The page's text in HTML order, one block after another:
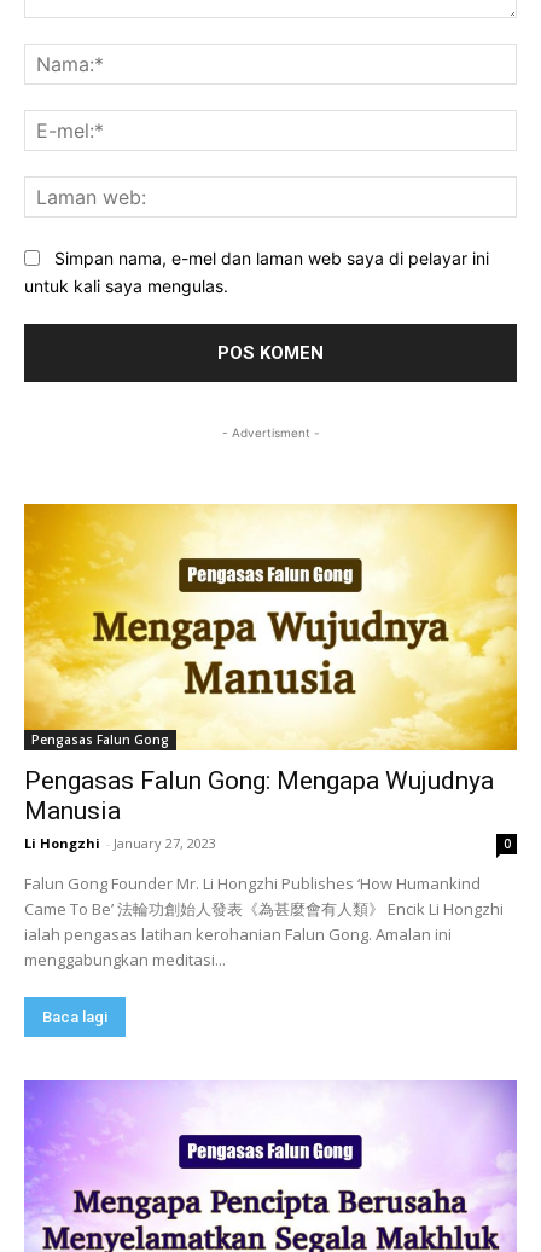
Simpan nama, e-mel dan laman web saya di pelayar ini
untuk kali saya mengulas.
- Advertisment -
Pengasas Falun Gong
Pengasas Falun Gong: Mengapa Wujudnya
Manusia
Li Hongzhi - January 27, 2023 0
Falun Gong Founder Mr. Li Hongzhi Publishes ‘How Humankind
Came To Be’ 法輪功創始人發表《為甚麼會有人類》 Encik Li Hongzhi
ialah pengasas latihan kerohanian Falun Gong. Amalan ini
menggabungkan meditasi...
Baca lagi